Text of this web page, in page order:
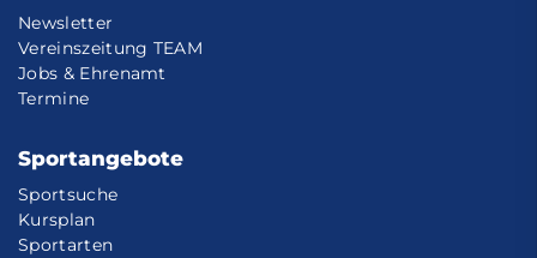
Newsletter
Vereinszeitung TEAM
Jobs & Ehrenamt
Termine
Sportangebote
Sportsuche
Kursplan
Sportarten